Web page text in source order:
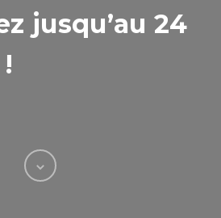
jusqu’au 24